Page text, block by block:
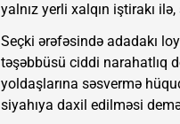
yalnız yerli xalqın iştirakı
Seçki ərəfəsində adadakı
təşəbbüsü ciddi narahatlıq
yoldaşlarına səsvermə
siyahıya daxil edilməsi